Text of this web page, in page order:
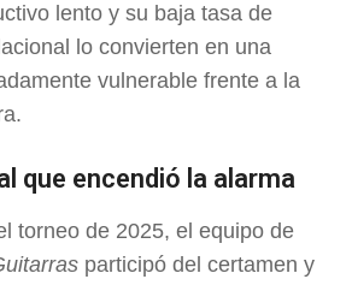
lento y su baja tasa de
lo convierten en una
vulnerable frente a la
que encendió la alarma
torneo de 2025, el equipo de
participó del certamen y